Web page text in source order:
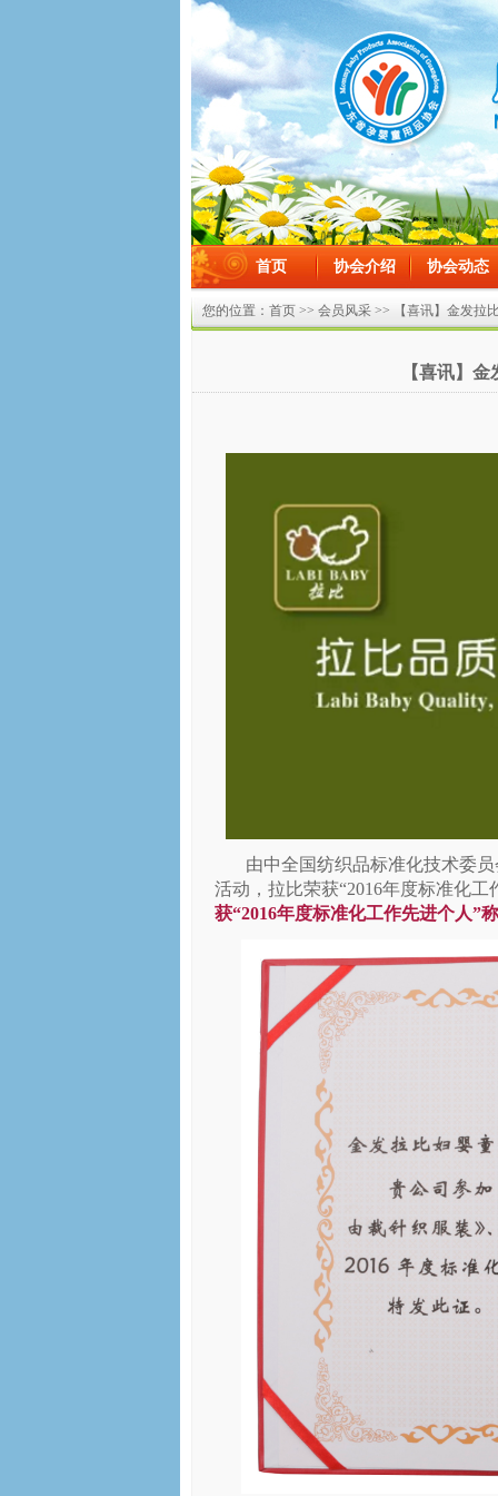
首页 协会介绍 协会动态
在线留言
您的位置： 首页 >> 会员风采 >> 【喜讯】金发拉
【喜讯】
由中全国纺织品标准化技术委
活动， 拉比荣获“2016年度标准化工
获“2016年度标准化工作先进个人”